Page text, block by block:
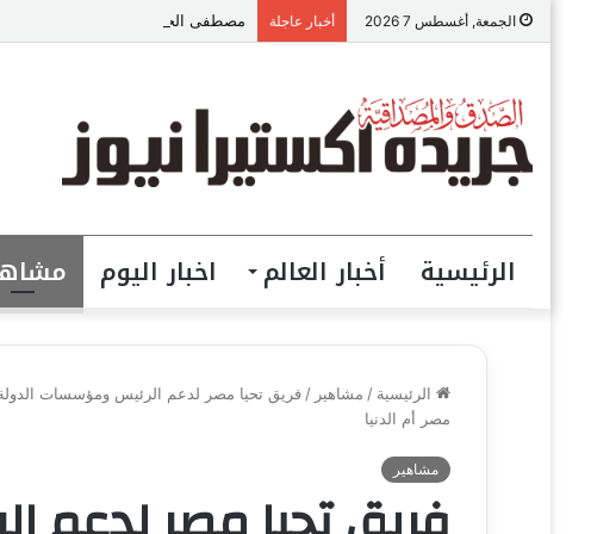
الجمعة, أغسطس 7 2026 أخبار عاجلة مصطفى الحداد المحامى: المواجهة
الرئيسية أخبار العالم اخبار اليوم
الرئيسية / مشاهير / فريق تحيا مصر لدعم الرئيس ومؤسسات الدولة
مصر أم الدنيا
مشاهير